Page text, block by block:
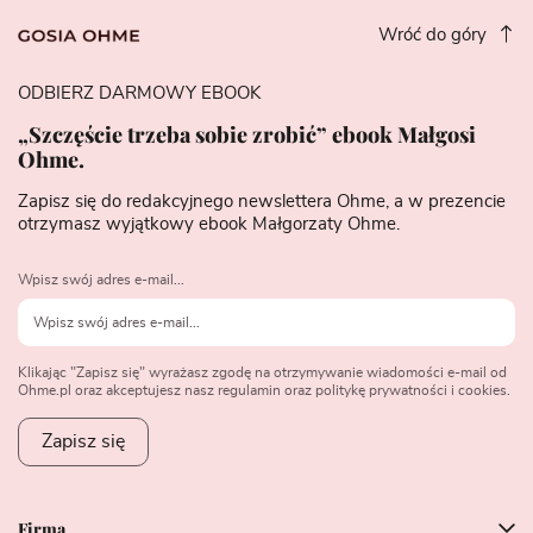
Wróć do góry
ODBIERZ DARMOWY EBOOK
„Szczęście trzeba sobie zrobić” ebook Małgosi
Ohme.
Zapisz się do redakcyjnego newslettera Ohme, a w prezencie
otrzymasz wyjątkowy ebook Małgorzaty Ohme.
Wpisz swój adres e-mail...
Klikając "Zapisz się" wyrażasz zgodę na otrzymywanie wiadomości e-mail od
Ohme.pl oraz akceptujesz nasz regulamin oraz politykę prywatności i cookies.
Zapisz się